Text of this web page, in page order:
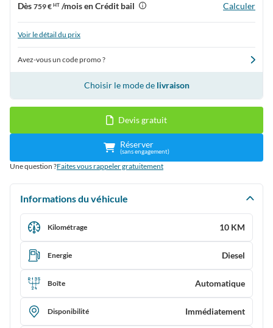
Dès 759 € HT /mois en Crédit bail Calculer
Voir le détail du prix
Avez-vous un code promo ?
Choisir le mode de livraison
Devis gratuit
Réserver
(sans engagement)
Une question ?Faites vous rappeler gratuitement
Informations du véhicule
Kilométrage 10 KM
Energie Diesel
Boîte Automatique
Disponibilité Immédiatement